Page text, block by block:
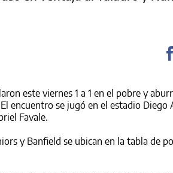
este viernes 1 a 1 en el pobre y
encuentro se jugó en el estadio
Favale.
y Banfield se ubican en la tabla de